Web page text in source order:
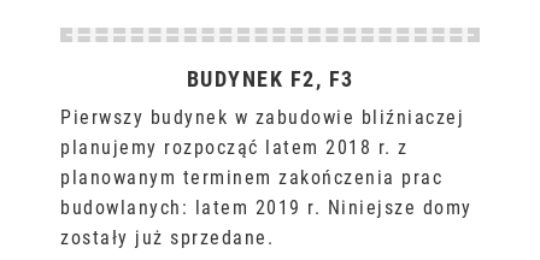
BUDYNEK F2, F3
Pierwszy budynek w zabudowie bliźniaczej
planujemy rozpocząć latem 2018 r. z
planowanym terminem zakończenia prac
budowlanych: latem 2019 r. Niniejsze domy
zostały już sprzedane.